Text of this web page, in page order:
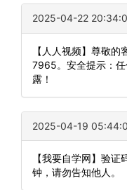
2025-04-22
【人人视频】尊敬的
7965。安全提示：
露！
2025-04-19
【我要自学网】验
钟，请勿告知他人。